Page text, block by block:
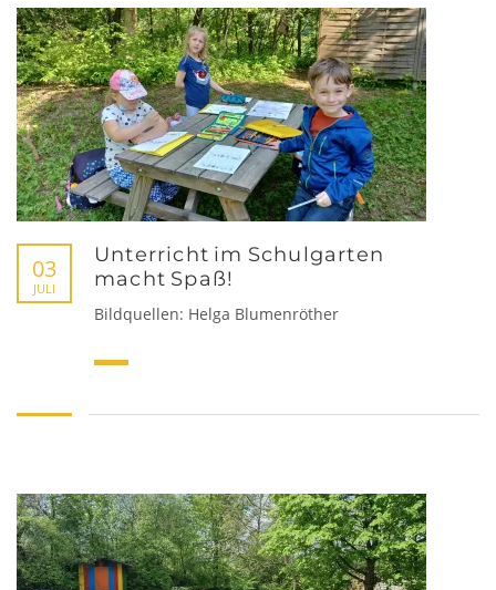
03
JULI
Unterricht im Schulgarten
macht Spaß!
Bildquellen: Helga Blumenröther